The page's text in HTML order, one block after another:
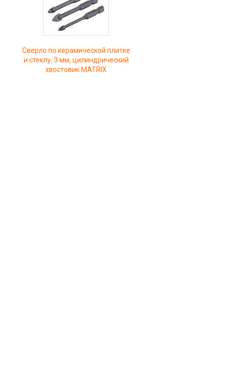
Сверло по керамической плитке
и стеклу, 3 мм, цилиндрический
хвостовик MATRIX